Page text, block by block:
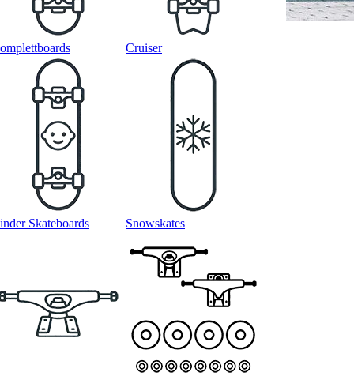
Cruiser
Skateboards Snowskates